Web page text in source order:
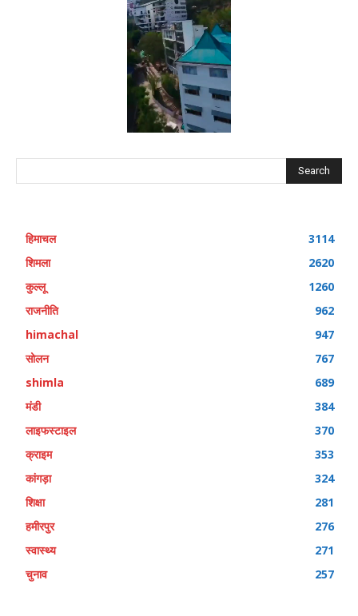
Search
हिमाचल
3114
शिमला
2620
कुल्लू
1260
राजनीति
962
himachal
947
सोलन
767
shimla
689
मंडी
384
लाइफस्टाइल
370
क्राइम
353
कांगड़ा
324
शिक्षा
281
हमीरपुर
276
स्वास्थ्य
271
चुनाव
257